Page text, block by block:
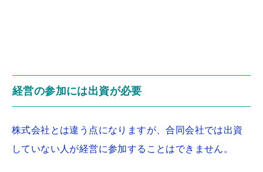
経営の参加には出資が必要
株式会社とは違う点になりますが、合同会社では出資
していない人が経営に参加することはできません。